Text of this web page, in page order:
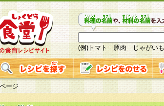
(例)トマト 豚肉 じゃがいも
ージ